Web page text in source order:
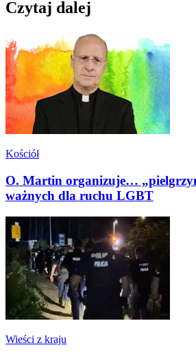
Czytaj dalej
Kościół
O. Martin organizuje…
ważnych dla ruchu LGBT
Wieści z kraju